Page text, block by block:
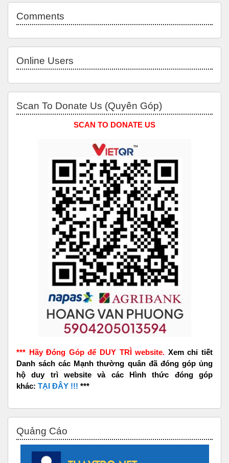
Comments
Online Users
Scan To Donate Us (Quyên Góp)
SCAN TO DONATE US
*** Hãy Đóng Góp để DUY TRÌ website. Xem chi tiết
Danh sách các Mạnh thường quân đã đóng góp ủng
hộ duy trì website và các Hình thức đóng góp
khác: TẠI ĐÂY !!! ***
Quảng Cáo